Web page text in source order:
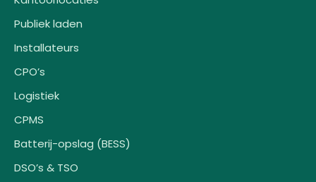
Publiek laden
Installateurs
CPO’s
Logistiek
CPMS
Batterij-opslag (BESS)
DSO’s & TSO